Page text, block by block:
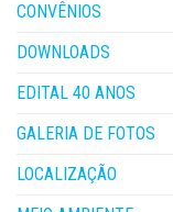
CONVÊNIOS
DOWNLOADS
EDITAL 40 ANOS
GALERIA DE FOTOS
LOCALIZAÇÃO